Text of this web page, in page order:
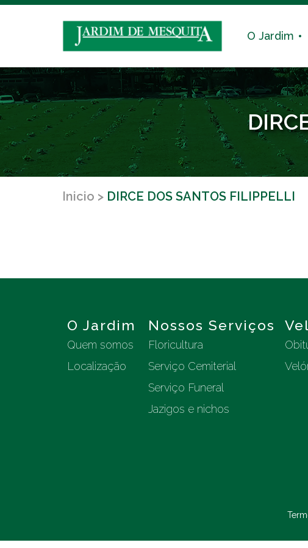
O Jardim
Inicio DIRCE DOS SANTOS FILIPPELLI
O Jardim
Quem somos
Localização
Nossos Serviços
Floricultura
Serviço Cemiterial
Serviço Funeral
Jazigos e nichos